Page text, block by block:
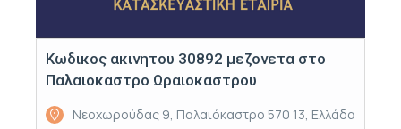
Κωδικος ακινητου 30892 μεζονετα στο
Παλαιοκαστρο Ωραιοκαστρου
Νεοχωρούδας 9, Παλαιόκαστρο 570 13, Ελλάδα